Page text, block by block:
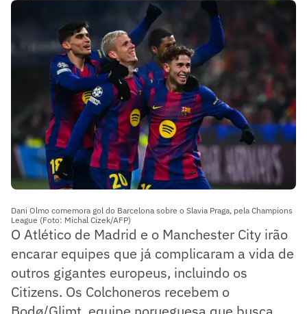
Dani Olmo comemora gol do Barcelona sobre o Slavia Praga, pela Champions
League (Foto: Michal Cizek/AFP)
O Atlético de Madrid e o Manchester City irão
encarar equipes que já complicaram a vida de
outros gigantes europeus, incluindo os
Citizens. Os Colchoneros recebem o